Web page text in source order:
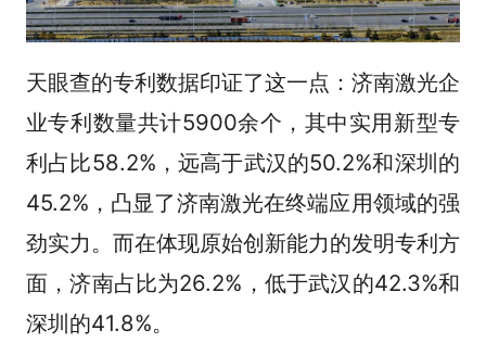
天眼查的专利数据印证了这一点：济南激光企
业专利数量共计5900余个，其中实用新型专
利占比58.2%，远高于武汉的50.2%和深圳的
45.2%，凸显了济南激光在终端应用领域的强
劲实力。而在体现原始创新能力的发明专利方
面，济南占比为26.2%，低于武汉的42.3%和
深圳的41.8%。